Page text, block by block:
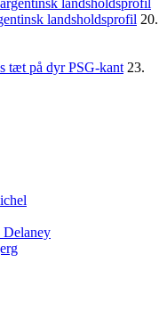
landsholdsprofil 20.
tæt på dyr PSG-kant 23.
Delaney